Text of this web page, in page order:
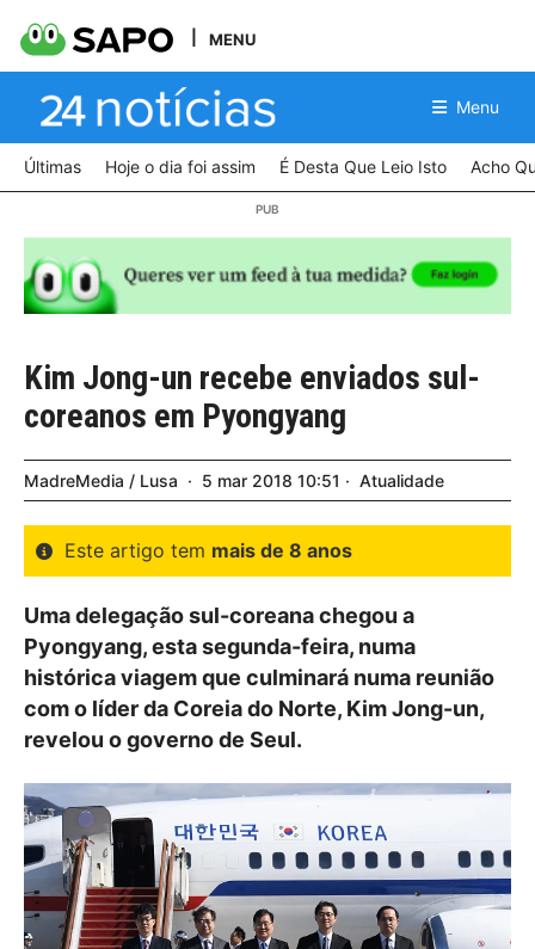
MENU
Menu
Últimas Hoje o dia foi assim É Desta Que Leio Isto Acho
Kim Jong-un recebe enviados sul-
coreanos em Pyongyang
MadreMedia / Lusa 5 mar 2018 10:51 Atualidade
Este artigo tem mais de 8 anos
Uma delegação sul-coreana chegou a
Pyongyang, esta segunda-feira, numa
histórica viagem que culminará numa reunião
com o líder da Coreia do Norte, Kim Jong-un,
revelou o governo de Seul.